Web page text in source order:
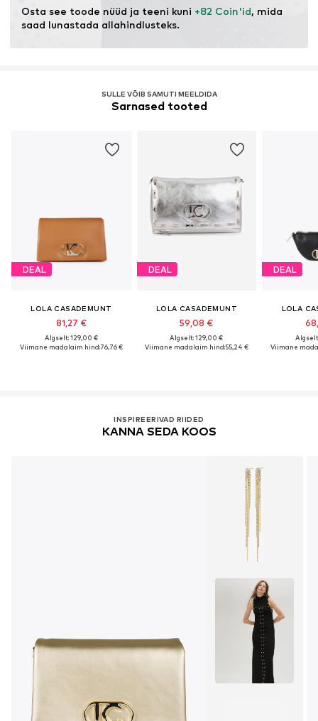
Osta see toode nüüd ja teeni kuni +82 Coin'id, mida
saad lunastada allahindlusteks.
SULLE VÕIB SAMUTI MEELDIDA
Sarnased tooted
DEAL
LOLA CASADEMUNT
81,27 €
Algselt: 129,00 €
Viimane madalaim hind:76,76 €
DEAL
LOLA CASADEMUNT
59,08 €
Algselt: 129,00 €
Viimane madalaim hind:55,24 €
DEAL
LOLA
Viimane
INSPIREERIVAD RIIDED
KANNA SEDA KOOS